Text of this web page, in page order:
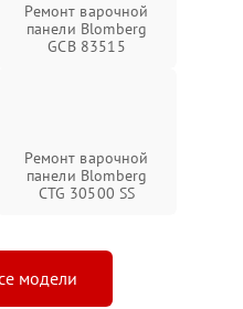
Ремонт варочной
панели Blomberg
GCB 83515
Ремонт варочной
панели Blomberg
CTG 30500 SS
модели